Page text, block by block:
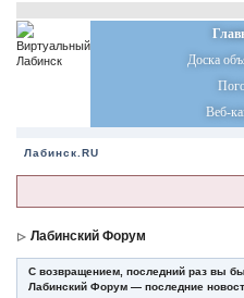
Доска
Веб-
Лабинск.RU
Лабинский Форум
С возвращением, последний раз вы
Лабинский Форум — последние